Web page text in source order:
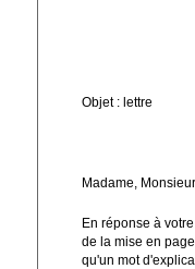
Objet : lettre
Madame,
En réponse à
de la mise en
qu'un mot